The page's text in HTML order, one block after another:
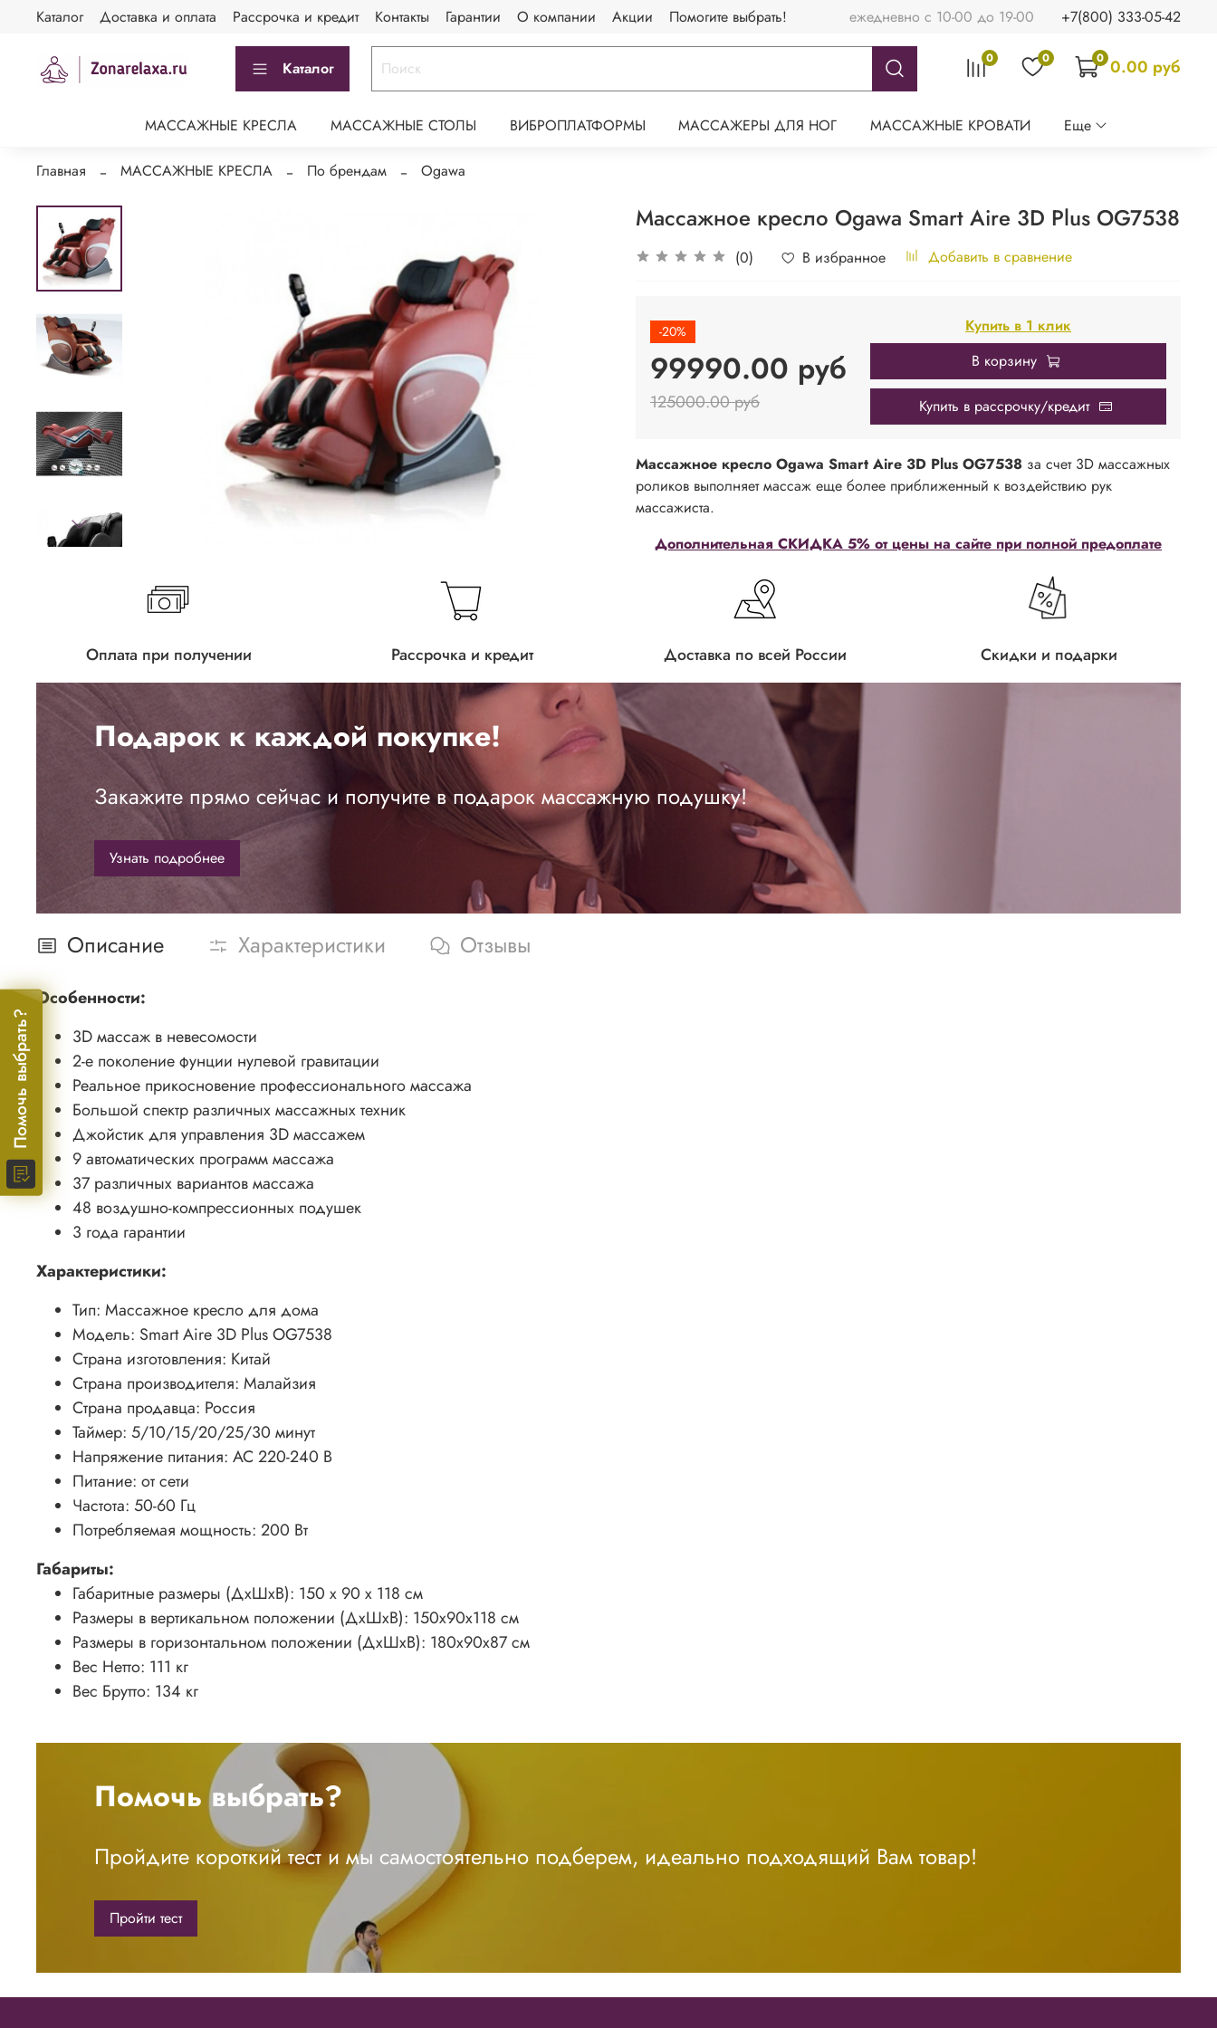
Помочь выбрать?
Каталог Доставка и оплата Рассрочка и кредит Контакты Гарантии О компании Акции Помогите выбрать! ежедневно с 10-00 до 19-00 +7(800) 333-05-42
Каталог 0 0 0 0.00 руб
МАССАЖНЫЕ КРЕСЛА МАССАЖНЫЕ СТОЛЫ ВИБРОПЛАТФОРМЫ МАССАЖЕРЫ ДЛЯ НОГ МАССАЖНЫЕ КРОВАТИ Еще
Главная МАССАЖНЫЕ КРЕСЛА По брендам Ogawa
Массажное кресло Ogawa Smart Aire 3D Plus OG7538
(0) В избранное Добавить в сравнение
-20%
99990.00 руб
125000.00 руб
Купить в 1 клик
В корзину
Купить в рассрочку/кредит
Дополнительная СКИДКА 5% от цены на сайте при полной предоплате
Массажное кресло Ogawa Smart Aire 3D Plus OG7538 за счет 3D массажных
роликов выполняет массаж еще более приближенный к воздействию рук
массажиста.
Оплата при получении Рассрочка и кредит Доставка по всей России Скидки и подарки
Подарок к каждой покупке!
Закажите прямо сейчас и получите в подарок массажную подушку!
Узнать подробнее
Описание Характеристики Отзывы
Особенности:
3D массаж в невесомости
2-е поколение фунции нулевой гравитации
Реальное прикосновение профессионального массажа
Большой спектр различных массажных техник
Джойстик для управления 3D массажем
9 автоматических программ массажа
37 различных вариантов массажа
48 воздушно-компрессионных подушек
3 года гарантии
Характеристики:
Тип: Массажное кресло для дома
Модель: Smart Aire 3D Plus OG7538
Страна изготовления: Китай
Страна производителя: Малайзия
Страна продавца: Россия
Таймер: 5/10/15/20/25/30 минут
Напряжение питания: АС 220-240 В
Питание: от сети
Частота: 50-60 Гц
Потребляемая мощность: 200 Вт
Габариты:
Габаритные размеры (ДхШхВ): 150 х 90 х 118 см
Размеры в вертикальном положении (ДхШхВ): 150х90х118 см
Размеры в горизонтальном положении (ДхШхВ): 180х90х87 см
Вес Нетто: 111 кг
Вес Брутто: 134 кг
Помочь выбрать?
Пройдите короткий тест и мы самостоятельно подберем, идеально подходящий Вам товар!
Пройти тест